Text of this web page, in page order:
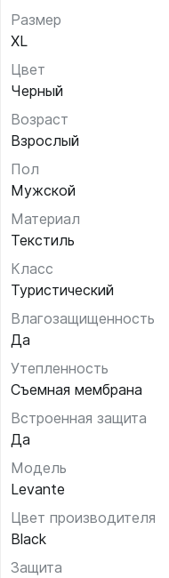
Размер
XL
Цвет
Черный
Возраст
Взрослый
Пол
Мужской
Материал
Текстиль
Класс
Туристический
Влагозащищенность
Да
Утепленность
Съемная мембрана
Встроенная защита
Да
Модель
Levante
Цвет производителя
Black
Защита